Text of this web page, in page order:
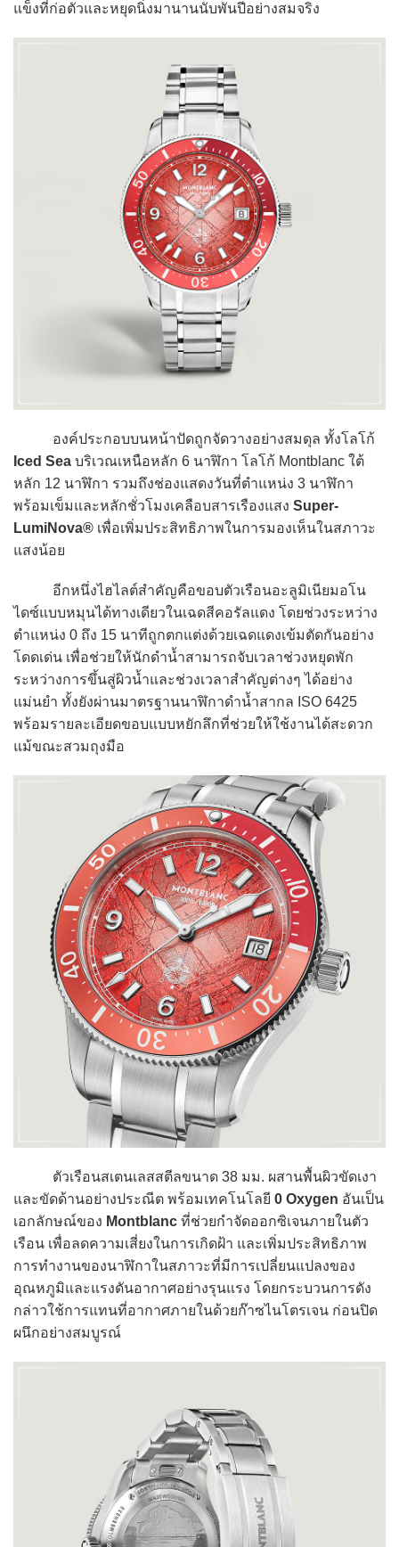
แข็งที่ก่อตัวและหยุดนิ่งมานานนับพันปีอย่างสมจริง
องค์ประกอบบนหน้าปัดถูกจัดวางอย่างสมดุล ทั้งโลโก้
Iced Sea บริเวณเหนือหลัก 6 นาฬิกา โลโก้ Montblanc ใต้
หลัก 12 นาฬิกา รวมถึงช่องแสดงวันที่ตำแหน่ง 3 นาฬิกา
พร้อมเข็มและหลักชั่วโมงเคลือบสารเรืองแสง Super-
LumiNova® เพื่อเพิ่มประสิทธิภาพในการมองเห็นในสภาวะ
แสงน้อย
อีกหนึ่งไฮไลต์สำคัญคือขอบตัวเรือนอะลูมิเนียมอโน
ไดซ์แบบหมุนได้ทางเดียวในเฉดสีคอรัลแดง โดยช่วงระหว่าง
ตำแหน่ง 0 ถึง 15 นาทีถูกตกแต่งด้วยเฉดแดงเข้มตัดกันอย่าง
โดดเด่น เพื่อช่วยให้นักดำน้ำสามารถจับเวลาช่วงหยุดพัก
ระหว่างการขึ้นสู่ผิวน้ำและช่วงเวลาสำคัญต่างๆ ได้อย่าง
แม่นยำ ทั้งยังผ่านมาตรฐานนาฬิกาดำน้ำสากล ISO 6425
พร้อมรายละเอียดขอบแบบหยักลึกที่ช่วยให้ใช้งานได้สะดวก
แม้ขณะสวมถุงมือ
ตัวเรือนสเตนเลสสตีลขนาด 38 มม. ผสานพื้นผิวขัดเงา
และขัดด้านอย่างประณีต พร้อมเทคโนโลยี 0 Oxygen อันเป็น
เอกลักษณ์ของ Montblanc ที่ช่วยกำจัดออกซิเจนภายในตัว
เรือน เพื่อลดความเสี่ยงในการเกิดฝ้า และเพิ่มประสิทธิภาพ
การทำงานของนาฬิกาในสภาวะที่มีการเปลี่ยนแปลงของ
อุณหภูมิและแรงดันอากาศอย่างรุนแรง โดยกระบวนการดัง
กล่าวใช้การแทนที่อากาศภายในด้วยก๊าซไนโตรเจน ก่อนปิด
ผนึกอย่างสมบูรณ์